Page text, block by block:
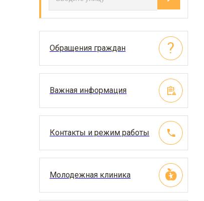
Обращения граждан
Важная информация
Контакты и режим работы
Молодежная клиника